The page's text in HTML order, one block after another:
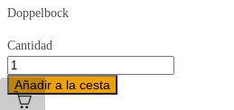
Doppelbock
Cantidad
Añadir a la cesta